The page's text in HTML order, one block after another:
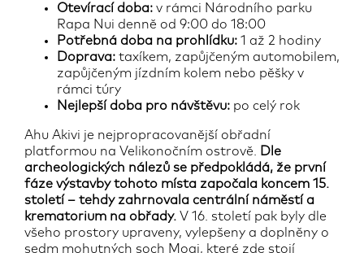
Otevírací doba: v rámci Národního parku
Rapa Nui denně od 9:00 do 18:00
Potřebná doba na prohlídku: 1 až 2 hodiny
Doprava: taxíkem, zapůjčeným automobilem,
zapůjčeným jízdním kolem nebo pěšky v
rámci túry
Nejlepší doba pro návštěvu: po celý rok
Ahu Akivi je nejpropracovanější obřadní
platformou na Velikonočním ostrově.
Dle
archeologických nálezů se předpokládá, že první
fáze výstavby tohoto místa započala koncem 15.
století – tehdy zahrnovala centrální náměstí a
krematorium na obřady. V 16. století pak byly dle
všeho prostory upraveny, vylepšeny a doplněny o
sedm mohutných soch Moai, které zde stojí